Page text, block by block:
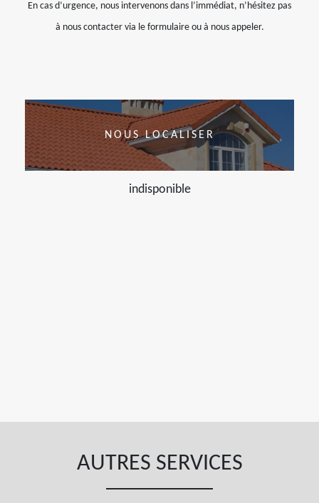
En cas d’urgence, nous intervenons dans l’immédiat, n’hésitez pas
à nous contacter via le formulaire ou à nous appeler.
NOUS LOCALISER
indisponible
AUTRES SERVICES